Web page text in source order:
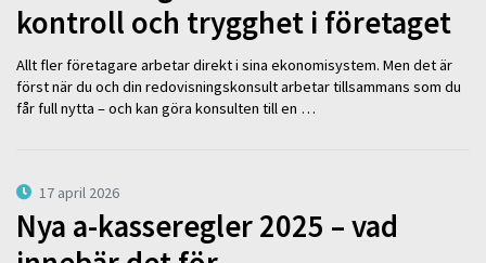
kontroll och trygghet i företaget
Allt fler företagare arbetar direkt i sina ekonomisystem. Men det är
först när du och din redovisningskonsult arbetar tillsammans som du
får full nytta – och kan göra konsulten till en …
17 april 2026
Nya a-kasseregler 2025 – vad